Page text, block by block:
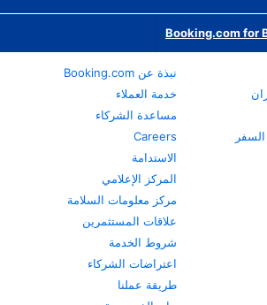
Booking.com for
نبذة عن Booking.com
خدمة العملاء
مساعدة الشركاء
Careers
الاستدامة
المركز الإعلامي
مركز معلومات السلامة
علاقات المستثمرين
شروط الخدمة
اعتراضات الشركاء
طريقة عملنا